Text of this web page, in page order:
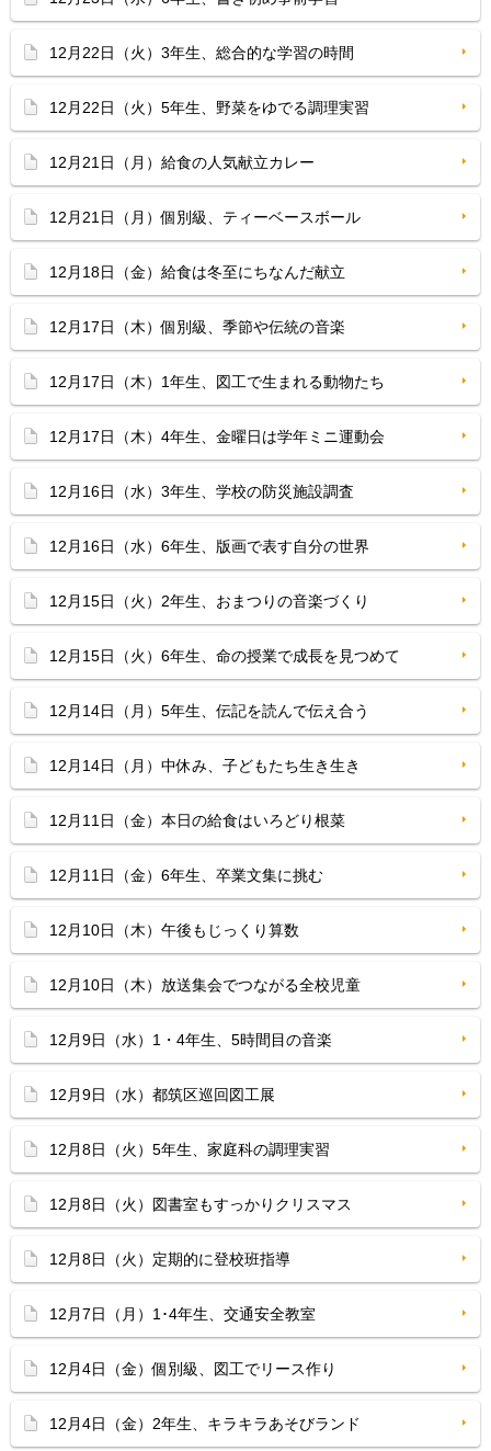
12月22日（火）3年生、総合的な学習の時間
12月22日（火）5年生、野菜をゆでる調理実習
12月21日（月）給食の人気献立カレー
12月21日（月）個別級、ティーベースボール
12月18日（金）給食は冬至にちなんだ献立
12月17日（木）個別級、季節や伝統の音楽
12月17日（木）1年生、図工で生まれる動物たち
12月17日（木）4年生、金曜日は学年ミニ運動会
12月16日（水）3年生、学校の防災施設調査
12月16日（水）6年生、版画で表す自分の世界
12月15日（火）2年生、おまつりの音楽づくり
12月15日（火）6年生、命の授業で成長を見つめて
12月14日（月）5年生、伝記を読んで伝え合う
12月14日（月）中休み、子どもたち生き生き
12月11日（金）本日の給食はいろどり根菜
12月11日（金）6年生、卒業文集に挑む
12月10日（木）午後もじっくり算数
12月10日（木）放送集会でつながる全校児童
12月9日（水）1・4年生、5時間目の音楽
12月9日（水）都筑区巡回図工展
12月8日（火）5年生、家庭科の調理実習
12月8日（火）図書室もすっかりクリスマス
12月8日（火）定期的に登校班指導
12月7日（月）1･4年生、交通安全教室
12月4日（金）個別級、図工でリース作り
12月4日（金）2年生、キラキラあそびランド